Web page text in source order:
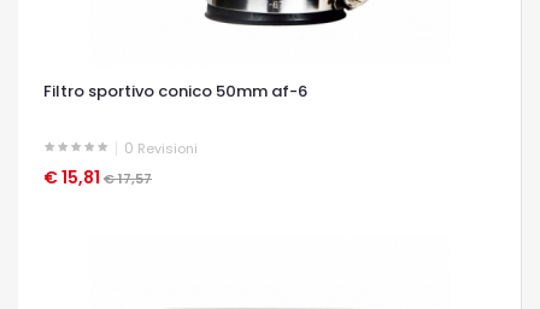
Filtro sportivo conico 50mm af-6
0 Revisioni
€ 15,81 € 17,57
OCCHIATA VELOCE